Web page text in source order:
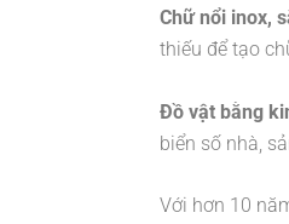
Chữ nổi inox,
thiếu để tạo
Đồ vật bằng
biển số nhà,
Với hơn 10